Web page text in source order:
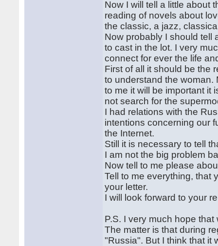
Now I will tell a little about
reading of novels about
the classic, a jazz,
Now probably I should tell
to cast in the lot. I very
connect for ever the life
First of all it should be the
to understand the woman.
to me it will be important it
not search for the
I had relations with the
intentions concerning our
the Internet.
Still it is necessary to tell
I am not the big problem
Now tell to me please
Tell to me everything, that
your letter.
I will look forward to your
P.S. I very much hope
The matter is that during
"Russia". But I think that it